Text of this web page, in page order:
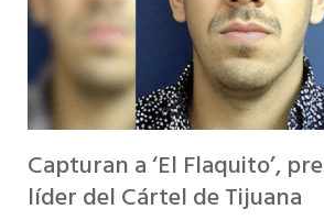
Capturan a ‘El Flaquito’,
líder del Cártel de Tijuana